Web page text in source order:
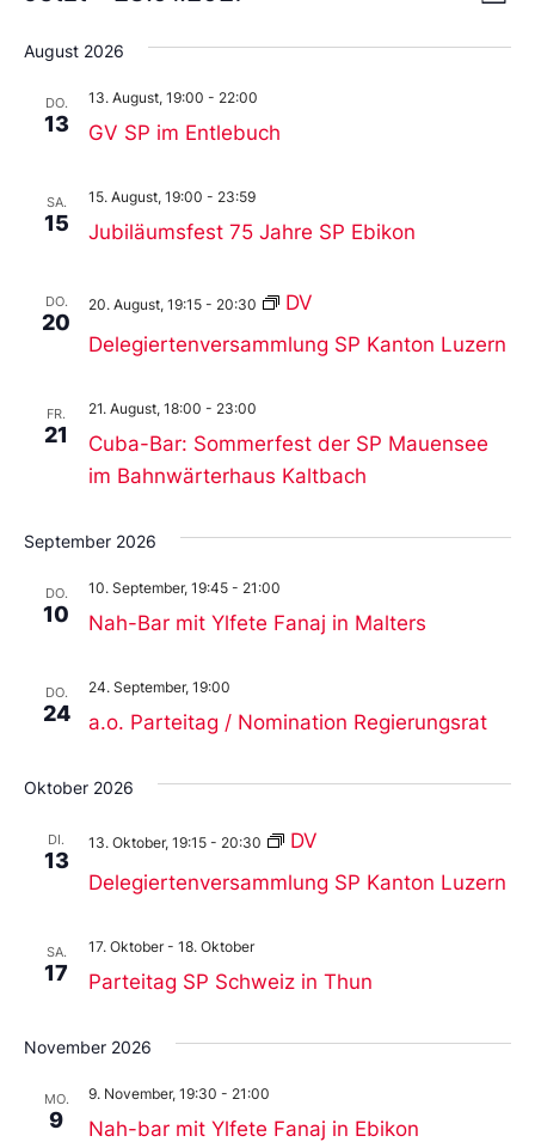
Sie
das
aus.
August 2026
DO.
13 GV SP im Entlebuch
13. August, 19:00 - 22:00
SA.
15 Jubiläumsfest 75 Jahre SP Ebikon
15. August, 19:00 - 23:59
DO.
20
Delegiertenversammlung SP Kanton Luzern
20. August, 19:15 - 20:30 DV
FR.
21
Cuba-Bar: Sommerfest der SP Mauensee
im Bahnwärterhaus Kaltbach
21. August, 18:00 - 23:00
September 2026
DO.
10 Nah-Bar mit Ylfete Fanaj in Malters
10. September, 19:45 - 21:00
DO.
24 a.o. Parteitag / Nomination Regierungsrat
24. September, 19:00
Oktober 2026
DI.
13
Delegiertenversammlung SP Kanton Luzern
13. Oktober, 19:15 - 20:30 DV
SA.
17 Parteitag SP Schweiz in Thun
17. Oktober- 18. Oktober
November 2026
MO.
9 Nah-bar mit Ylfete Fanaj in Ebikon
9. November, 19:30 - 21:00